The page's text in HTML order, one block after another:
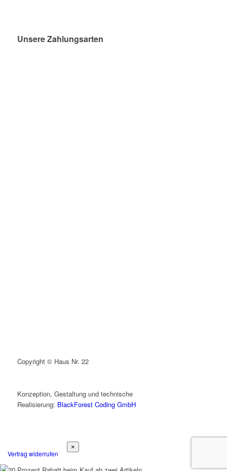
Unsere Zahlungsarten
Copyright © Haus Nr. 22
Konzeption, Gestaltung und technische
Realisierung: BlackForest Coding GmbH
Vertrag widerrufen
×